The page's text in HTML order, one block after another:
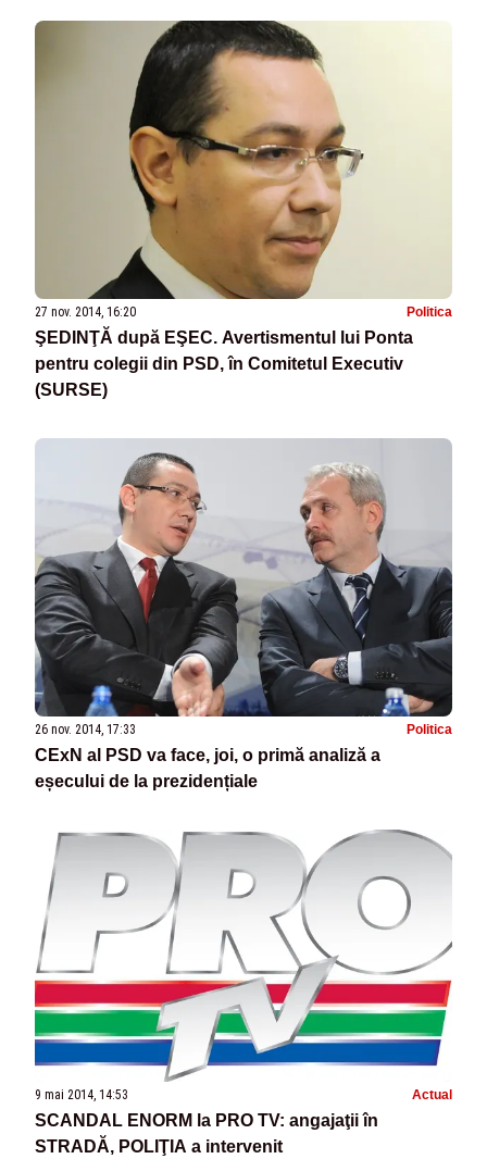
27 nov. 2014, 16:20 Politica
ŞEDINŢĂ după EŞEC. Avertismentul lui Ponta
pentru colegii din PSD, în Comitetul Executiv
(SURSE)
26 nov. 2014, 17:33 Politica
CExN al PSD va face, joi, o primă analiză a
eșecului de la prezidențiale
9 mai 2014, 14:53 Actual
SCANDAL ENORM la PRO TV: angajaţii în
STRADĂ, POLIŢIA a intervenit